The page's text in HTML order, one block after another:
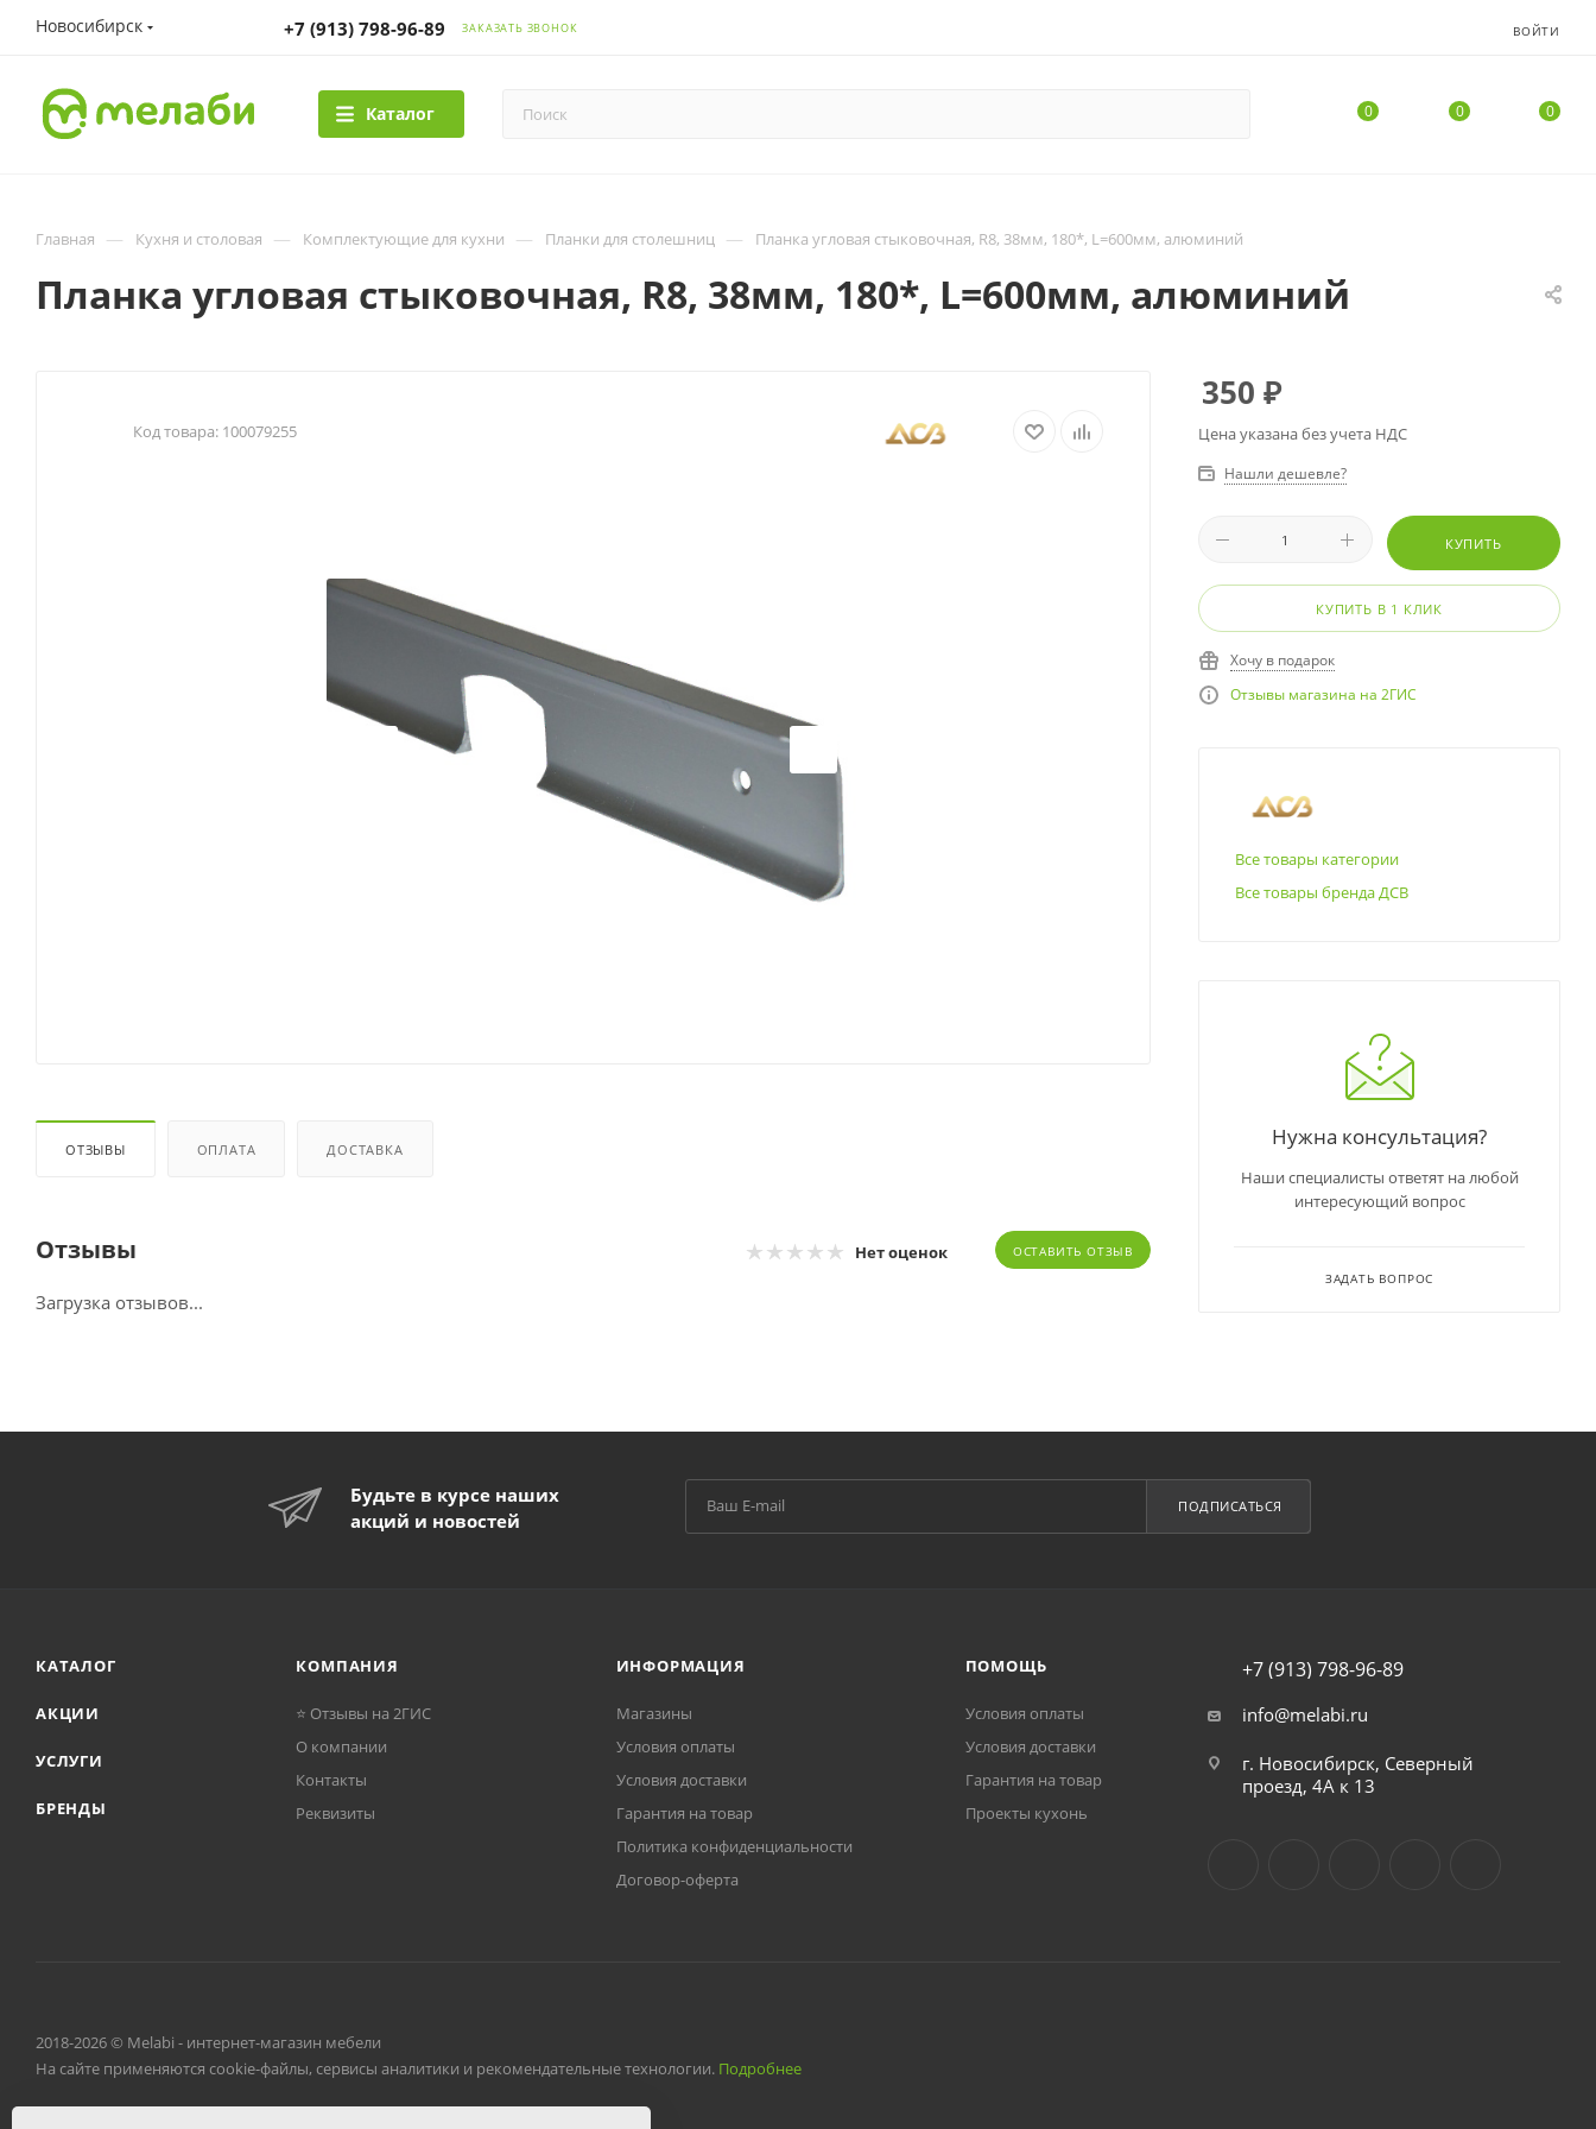
Новосибирск +7 (913) 798-96-89 ЗАКАЗАТЬ ЗВОНОК ВОЙТИ
Каталог 0 0 0
Главная — Кухня и столовая — Комплектующие для кухни — Планки для столешниц — Планка угловая стыковочная, R8, 38мм, 180*, L=600мм, алюминий
Планка угловая стыковочная, R8, 38мм, 180*, L=600мм, алюминий
Код товара: 100079255
ОТЗЫВЫ ОПЛАТА ДОСТАВКА
Отзывы Нет оценок ОСТАВИТЬ ОТЗЫВ
Загрузка отзывов...
350 ₽
Цена указана без учета НДС
Нашли дешевле?
КУПИТЬ
КУПИТЬ В 1 КЛИК
Хочу в подарок
Отзывы магазина на 2ГИС
Все товары категории
Все товары бренда ДСВ
Нужна консультация?
Наши специалисты ответят на любой
интересующий вопрос
ЗАДАТЬ ВОПРОС
Будьте в курсе наших
акций и новостей
ПОДПИСАТЬСЯ
КАТАЛОГ
АКЦИИ
УСЛУГИ
БРЕНДЫ
КОМПАНИЯ
⭐ Отзывы на 2ГИС
О компании
Контакты
Реквизиты
ИНФОРМАЦИЯ
Магазины
Условия оплаты
Условия доставки
Гарантия на товар
Политика конфиденциальности
Договор-оферта
ПОМОЩЬ
Условия оплаты
Условия доставки
Гарантия на товар
Проекты кухонь
+7 (913) 798-96-89
info@melabi.ru
г. Новосибирск, Северный
проезд, 4А к 13
2018-2026 © Melabi - интернет-магазин мебели
На сайте применяются cookie-файлы, сервисы аналитики и рекомендательные технологии. Подробнее